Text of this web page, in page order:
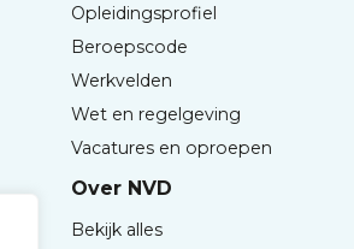
Opleidingsprofiel
Beroepscode
Werkvelden
Wet en regelgeving
Vacatures en oproepen
Over NVD
Bekijk alles